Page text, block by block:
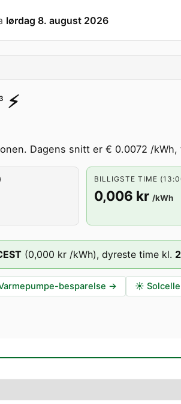
lørdag 8. august 2026
⚡️
Dagens snitt er € 0.0072 /
BILLIGSTE TIME
0,006 kr /kWh
(0,000 kr /kWh), dyreste time kl.
besparelse → ☀️